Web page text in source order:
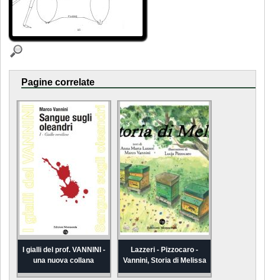
Pagine correlate
I gialli del prof. VANNINI -
una nuova collana
Lazzeri - Pizzocaro -
Vannini, Storia di Melissa